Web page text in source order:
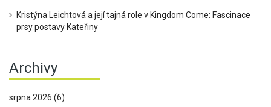
Kristýna Leichtová a její tajná role v Kingdom Come: Fascinace
prsy postavy Kateřiny
Archivy
srpna 2026 (6)